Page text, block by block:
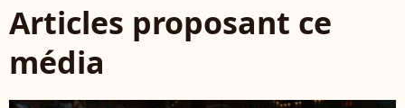
Articles proposant ce
média